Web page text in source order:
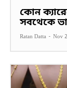
কোন
সবথেকে
Ratan Datta - Nov